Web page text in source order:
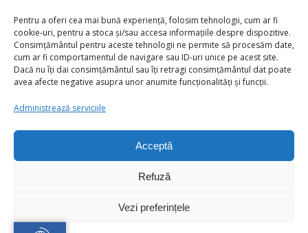
Pentru a oferi cea mai bună experiență, folosim tehnologii, cum ar fi
cookie-uri, pentru a stoca și/sau accesa informațiile despre dispozitive.
Consimțământul pentru aceste tehnologii ne permite să procesăm date,
cum ar fi comportamentul de navigare sau ID-uri unice pe acest site.
Dacă nu îți dai consimțământul sau îți retragi consimțământul dat poate
avea afecte negative asupra unor anumite funcționalități și funcții.
Administrează serviciile
Acceptă
Refuză
Vezi preferințele
_________________
Canale media COMPACT RB